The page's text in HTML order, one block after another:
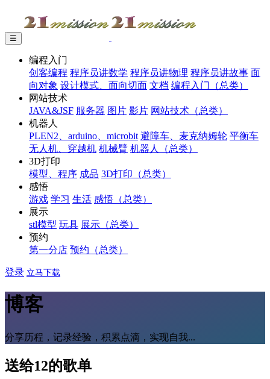
☰
编程入门
创客编程 程序员讲数学 程序员讲物理 程序员讲故事 面
向对象 设计模式、面向切面 文档 编程入门（总类）
网站技术
JAVA&JSF 服务器 图片 影片 网站技术（总类）
机器人
PLEN2、arduino、microbit 避障车、麦克纳姆轮 平衡车
无人机、穿越机 机械臂 机器人（总类）
3D打印
模型、程序 成品 3D打印（总类）
感悟
游戏 学习 生活 感悟（总类）
展示
stl模型 玩具 展示（总类）
预约
第一分店 预约（总类）
登录 立马下载
博客
分享历程，记录经验，积累点滴，实现自我...
送给12的歌单